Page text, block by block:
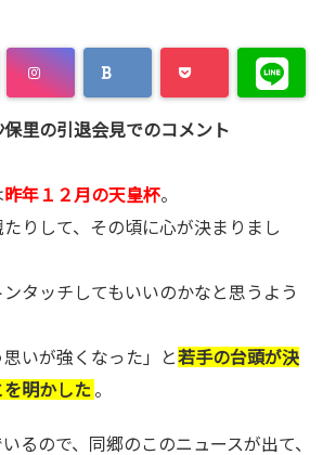
里の引退会見でのコメント
昨年１２月の天皇杯。
たりして、その頃に心が決まりまし
ンタッチしてもいいのかなと思うよう
いが強くなった」と若手の台頭が決
明かした 。
るので、同郷のこのニュースが出て、